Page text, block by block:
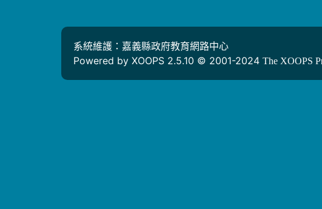
系統維護：嘉義縣政府教育網路中心
Powered by XOOPS 2.5.10 © 2001-2024 The XOOPS